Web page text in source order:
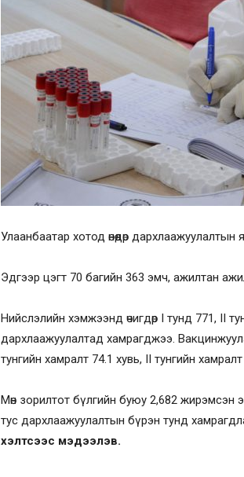
Улаанбаатар хотод өнөөдөр
Эдгээр цэгт 70 багийн 363 эмч, ажилтан
Нийслэлийн хэмжээнд өчигдөр I тунд 771, II
дархлаажуулалтад хамрагджээ.
тунгийн хамралт 74.1 хувь, II тунгийн
Мөн зорилтот бүлгийн буюу 2,682 жирэмсэн
тус дархлаажуулалтын бүрэн тунд
хэлтсээс мэдээлэв.